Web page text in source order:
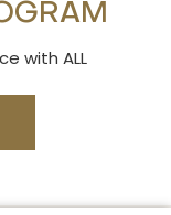
with ALL